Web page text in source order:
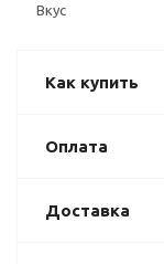
Вкус
Как купить
Оплата
Доставка